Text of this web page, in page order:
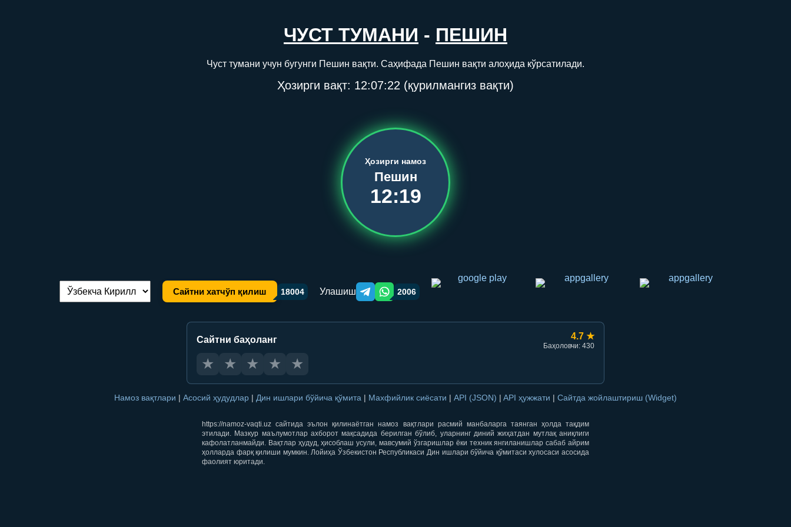
ЧУСТ ТУМАНИ - ПЕШИН
Чуст тумани учун бугунги Пешин вақти. Саҳифада Пешин вақти алоҳида кўрсатилади.
Ҳозирги вақт: 12:07:22 (қурилмангиз вақти)
Ҳозирги намоз
Пешин
12:19
Тилни алмаштириш: Сайтни хатчўп қилиш 18004 Улашиш Telegram orqali ulashish
WhatsApp orqali ulashish
2006
Сайтни баҳоланг 4.7 ★
Баҳоловчи: 430
★ ★ ★ ★ ★
Намоз вақтлари | Асосий ҳудудлар | Дин ишлари бўйича қўмита | Махфийлик сиёсати | API (JSON) | API ҳужжати | Сайтда жойлаштириш (Widget)
https://namoz-vaqti.uz сайтида эълон қилинаётган намоз вақтлари расмий манбаларга таянган ҳолда тақдим
этилади. Мазкур маълумотлар ахборот мақсадида берилган бўлиб, уларнинг диний жиҳатдан мутлақ аниқлиги
кафолатланмайди. Вақтлар ҳудуд, ҳисоблаш усули, мавсумий ўзгаришлар ёки техник янгиланишлар сабаб айрим
ҳолларда фарқ қилиши мумкин. Лойиҳа Ўзбекистон Республикаси Дин ишлари бўйича қўмитаси хулосаси асосида
фаолият юритади.